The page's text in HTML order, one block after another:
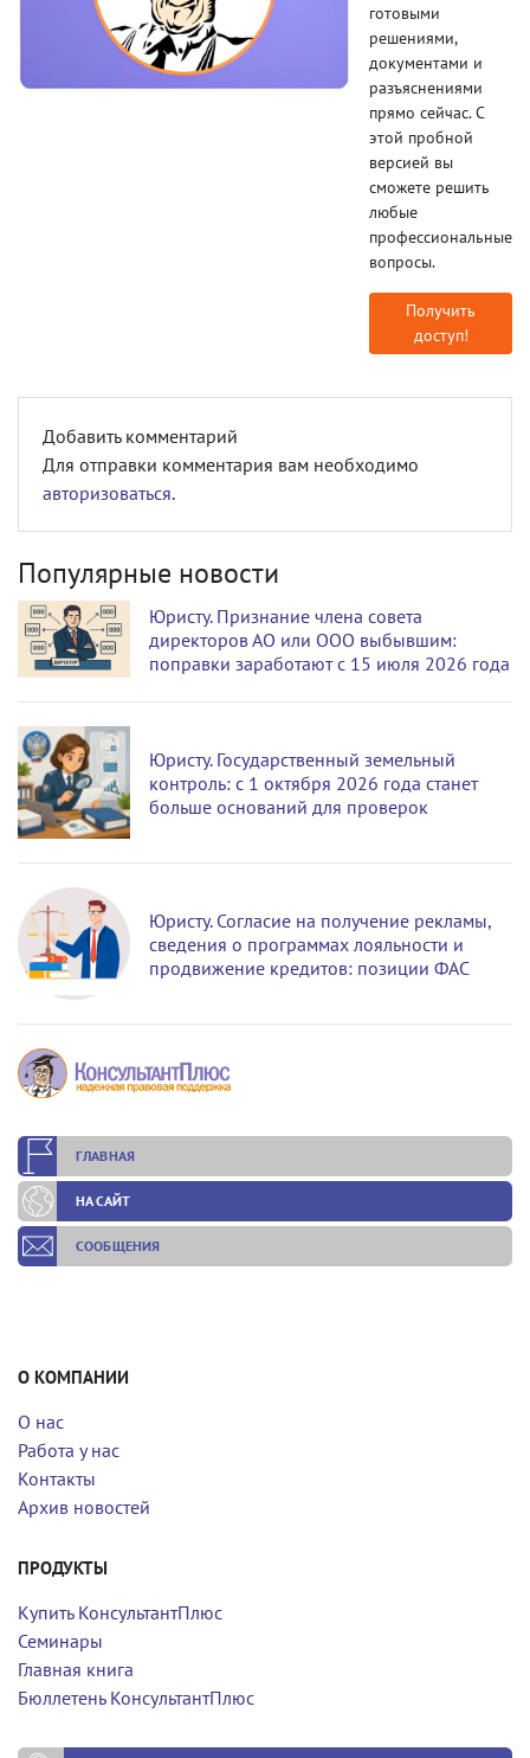
готовыми
решениями,
документами и
разъяснениями
прямо сейчас. С
этой пробной
версией вы
сможете решить
любые
профессиональные
вопросы.
Получить
доступ!
Добавить комментарий
Для отправки комментария вам необходимо
авторизоваться.
Популярные новости
Юристу. Признание члена совета
директоров АО или ООО выбывшим:
поправки заработают с 15 июля 2026 года
Юристу. Государственный земельный
контроль: с 1 октября 2026 года станет
больше оснований для проверок
Юристу. Согласие на получение рекламы,
сведения о программах лояльности и
продвижение кредитов: позиции ФАС
ГЛАВНАЯ
НА САЙТ
СООБЩЕНИЯ
О КОМПАНИИ
О нас
Работа у нас
Контакты
Архив новостей
ПРОДУКТЫ
Купить КонсультантПлюс
Семинары
Главная книга
Бюллетень КонсультантПлюс